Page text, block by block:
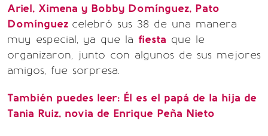
Ariel, Ximena y Bobby Domínguez, Pato
Domínguez celebró sus 38 de una manera
muy especial, ya que la fiesta que le
organizaron, junto con algunos de sus mejores
amigos, fue sorpresa.
También puedes leer: Él es el papá de la hija de
Tania Ruiz, novia de Enrique Peña Nieto